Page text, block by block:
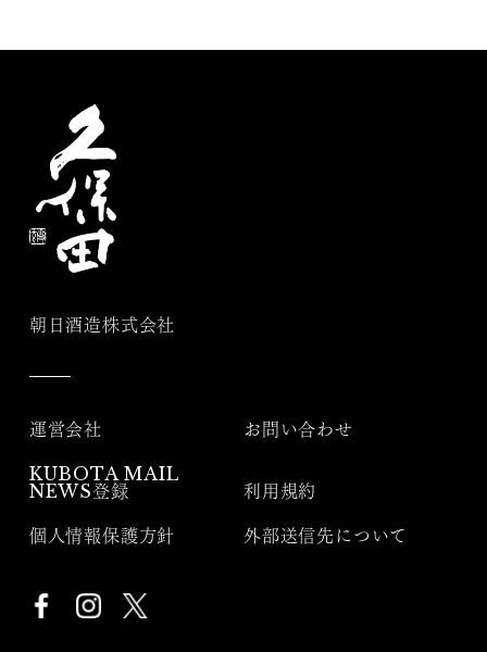
朝日酒造株式会社
運営会社 お問い合わせ
KUBOTA MAIL
NEWS登録
利用規約
個人情報保護方針 外部送信先について